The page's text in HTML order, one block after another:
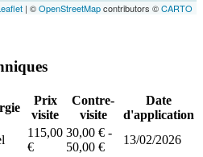
| ©OpenStreetMapcontributors ©CARTO
Prix
visite
Contre-
visite
Date
d'application
115,00
€
30,00 € -
50,00 €
13/02/2026